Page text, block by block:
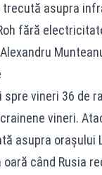
asupra
fără
vineri 36 de
vineri.
asupra oraşului
când Rusia